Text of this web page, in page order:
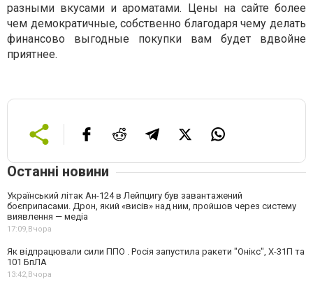
разными вкусами и ароматами. Цены на сайте более
чем демократичные, собственно благодаря чему делать
финансово выгодные покупки вам будет вдвойне
приятнее.
Останні новини
Український літак Ан-124 в Лейпцигу був завантажений
боєприпасами. Дрон, який «висів» над ним, пройшов через систему
виявлення — медіа
17:09,Вчора
Як відпрацювали сили ППО . Росія запустила ракети "Онікс", Х-31П та
101 БпЛА
13:42,Вчора